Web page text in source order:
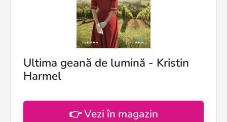
Ultima geană de lumină - Kristin
Harmel
👉 Vezi în magazin